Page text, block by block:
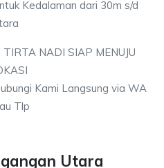
Kedalaman dari 30m s/d
NADI SIAP MENUJU
Kami Langsung via WA
Tlp
Utara